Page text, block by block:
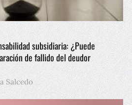
subsidiaria: ¿Puede
de fallido del deudor
Salcedo